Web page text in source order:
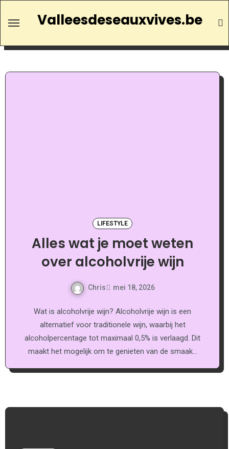
Valleesdeseauxvives.be
LIFESTYLE
Alles wat je moet weten
over alcoholvrije wijn
Chris mei 18, 2026
Wat is alcoholvrije wijn? Alcoholvrije wijn is een
alternatief voor traditionele wijn, waarbij het
alcoholpercentage tot maximaal 0,5% is verlaagd. Dit
maakt het mogelijk om te genieten van de smaak…